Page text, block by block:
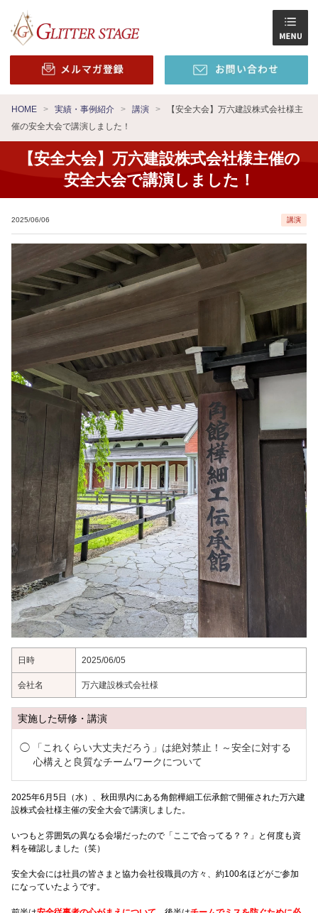
HOME 実績・事例紹介 講演
【安全大会】万六建設株式会社様主
催の安全大会で講演しました！
【安全大会】万六建設株式会社様主催の
安全大会で講演しました！
2025/06/06 講演
日時 2025/06/05
会社名 万六建設株式会社様
実施した研修・講演
「これくらい大丈夫だろう」は絶対禁止！～安全に対する
心構えと良質なチームワークについて
2025年6月5日（水）、秋田県内にある角館樺細工伝承館で開催された万六建
設株式会社様主催の安全大会で講演しました。
いつもと雰囲気の異なる会場だったので「ここで合ってる？？」と何度も資
料を確認しました（笑）
安全大会には社員の皆さまと協力会社役職員の方々、約100名ほどがご参加
になっていたようです。